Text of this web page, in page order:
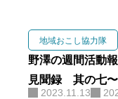
地域おこし協力隊
野澤の週間活動
見聞録 其の七〜
2023.11.13